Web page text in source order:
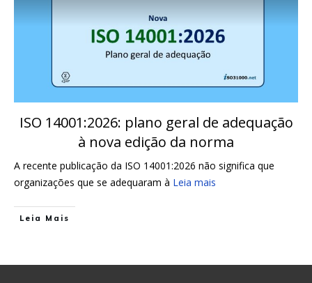
ISO 14001:2026: plano geral de adequação
à nova edição da norma
A recente publicação da ISO 14001:2026 não significa que
organizações que se adequaram à Leia mais
Leia Mais